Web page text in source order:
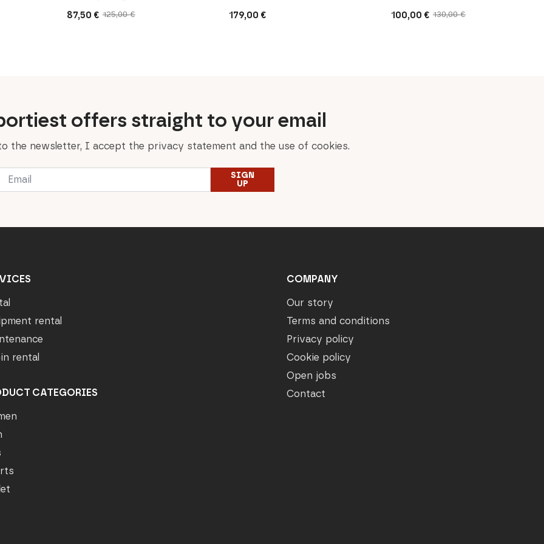
125,00€
Original
87,50 €
Current
179,00 € 130,00€
Original
100,00 €
Current
offers straight to your email
the newsletter, I accept the privacy statement and the use of cookies.
SIGN
UP
rental
rental
CATEGORIES
COMPANY
Our story
Terms and conditions
Privacy policy
Cookie policy
Open jobs
Contact